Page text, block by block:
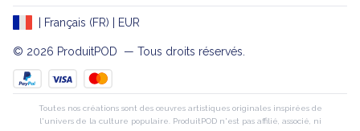
| Français (FR) | EUR
© 2026 ProduitPOD — Tous droits réservés.
Toutes nos créations sont des œuvres artistiques originales inspirées de
l'univers de la culture populaire. ProduitPOD n'est pas affilié, associé, ni